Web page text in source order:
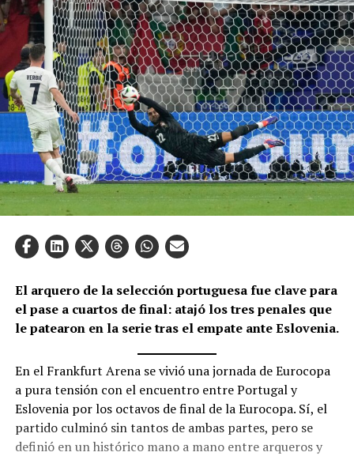
El arquero de la selección portuguesa fue clave para
el pase a cuartos de final: atajó los tres penales que
le patearon en la serie tras el empate ante Eslovenia.
En el Frankfurt Arena se vivió una jornada de Eurocopa
a pura tensión con el encuentro entre Portugal y
Eslovenia por los octavos de final de la Eurocopa. Sí, el
partido culminó sin tantos de ambas partes, pero se
definió en un histórico mano a mano entre arqueros y